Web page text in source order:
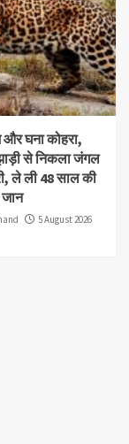
और घना कोहरा,
से निकला जंगल
ले ली 48 साल की
5 August 2026